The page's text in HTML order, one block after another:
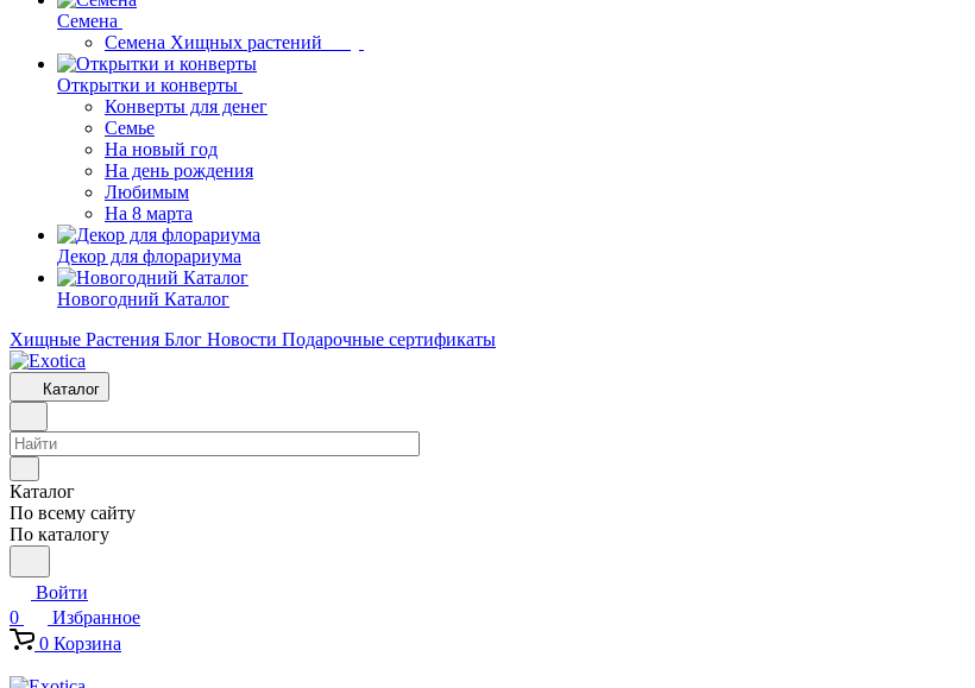
Семена
Семена Хищных растений
Открытки и конверты
Конверты для денег
Семье
На новый год
На день рождения
Любимым
На 8 марта
Декор для флорариума
Новогодний Каталог
Хищные Растения Блог Новости Подарочные сертификаты
Каталог
Каталог
По всему сайту
По каталогу
Войти
0
Избранное
0 Корзина